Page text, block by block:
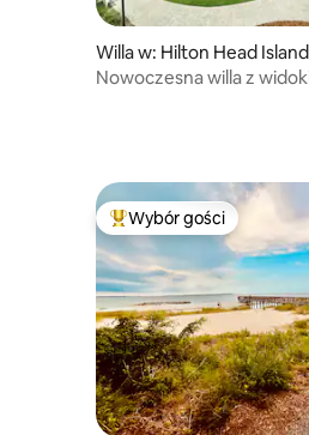
Willa w: Hilton Head Island
Nowoczesna willa z
Najpopularniejsze z
Wybór gości